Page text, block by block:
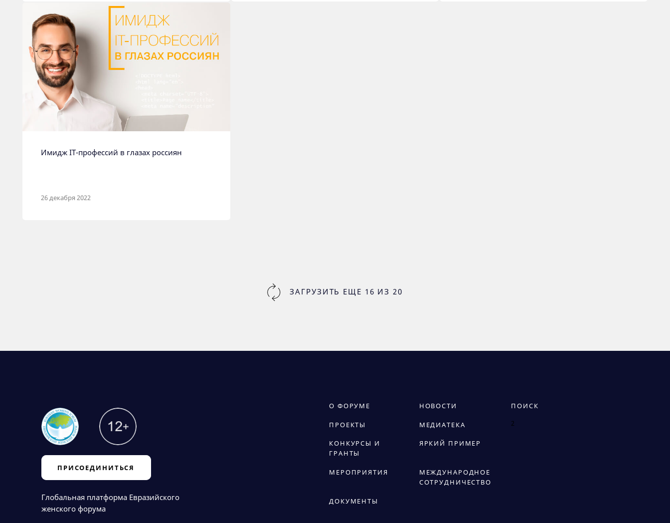
Имидж IT-профессий в глазах россиян
26 декабря 2022
ЗАГРУЗИТЬ ЕЩЕ 16 ИЗ 20
ПРИСОЕДИНИТЬСЯ
Глобальная платформа Евразийского
женского форума
О ФОРУМЕ НОВОСТИ
ПРОЕКТЫ МЕДИАТЕКА
КОНКУРСЫ И
ГРАНТЫ
ЯРКИЙ ПРИМЕР
МЕРОПРИЯТИЯ
МЕЖДУНАРОДНОЕ
СОТРУДНИЧЕСТВО
ДОКУМЕНТЫ
ПОИСК
2